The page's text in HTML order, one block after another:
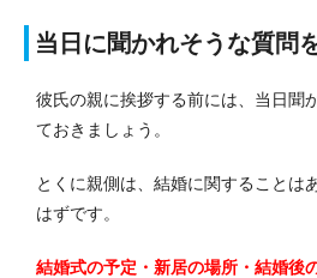
当日に聞かれそうな質問
彼氏の親に挨拶する前には、当日聞
ておきましょう。
とくに親側は、結婚に関することは
はずです。
結婚式の予定・新居の場所・結婚後